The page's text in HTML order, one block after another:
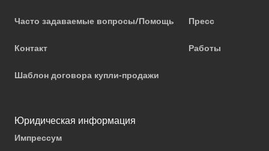
Часто задаваемые вопросы/Помощь
Контакт
Шаблон договора купли-продажи
Пресс
Работы
Юридическая информация
Импрессум